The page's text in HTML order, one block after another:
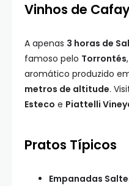
Vinhos de
A apenas 3 horas de
famoso pelo Torrontés
aromático produzido
metros de altitude.
Esteco e Piattelli
Pratos Típicos
Empanadas